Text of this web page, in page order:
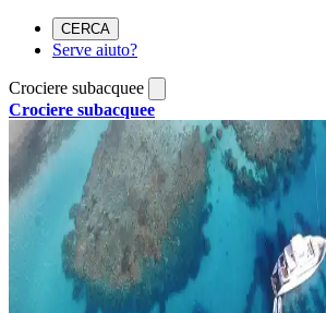
CERCA
Serve aiuto?
Crociere subacquee
Crociere subacquee